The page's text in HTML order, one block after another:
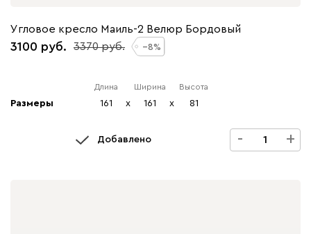
Угловое кресло Маиль-2 Велюр Бордовый
3100 3370 8
Размеры
Длина
161 x
Ширина
161 x
Высота
81
Добавлено - +